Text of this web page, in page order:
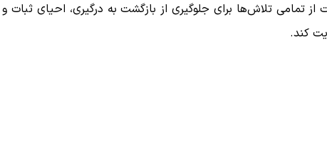
تمامی تلاش‌ها برای جلوگیری از بازگشت به درگیری، احیای ثبات و
کند.